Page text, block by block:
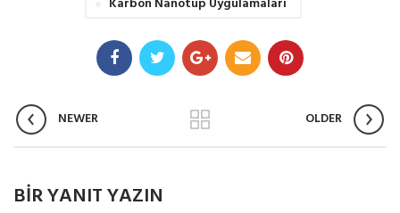
NEWER OLDER
BIR YANIT YAZIN